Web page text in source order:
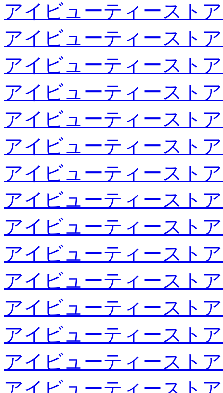
アイビューティースト
アイビューティースト
アイビューティースト
アイビューティースト
アイビューティースト
アイビューティースト
アイビューティースト
アイビューティースト
アイビューティースト
アイビューティースト
アイビューティースト
アイビューティースト
アイビューティースト
アイビューティースト
アイビューティースト